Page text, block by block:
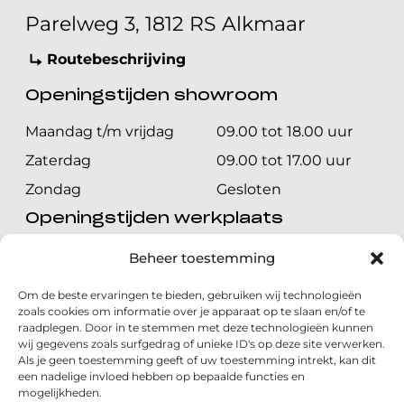
Beheer toestemming
Om de beste ervaringen te bieden, gebruiken wij technologieën
zoals cookies om informatie over je apparaat op te slaan en/of te
raadplegen. Door in te stemmen met deze technologieën kunnen
wij gegevens zoals surfgedrag of unieke ID's op deze site verwerken.
Als je geen toestemming geeft of uw toestemming intrekt, kan dit
een nadelige invloed hebben op bepaalde functies en
mogelijkheden.
Parelweg 3, 1812 RS Alkmaar
Routebeschrijving
Openingstijden showroom
Maandag t/m vrijdag
09.00 tot 18.00 uur
Zaterdag
09.00 tot 17.00 uur
Zondag
Gesloten
Openingstijden werkplaats
Maandag t/m vrijdag
08.00 tot 17.00 uur
Zondag
Gesloten
Volg ons